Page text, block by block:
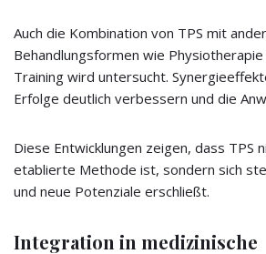
Auch die Kombination von TPS mit
Behandlungsformen wie
Training wird untersucht.
Erfolge deutlich verbessern und die
Diese Entwicklungen zeigen, dass TPS
etablierte Methode ist, sondern sich
und neue Potenziale erschließt.
Integration in medizinische